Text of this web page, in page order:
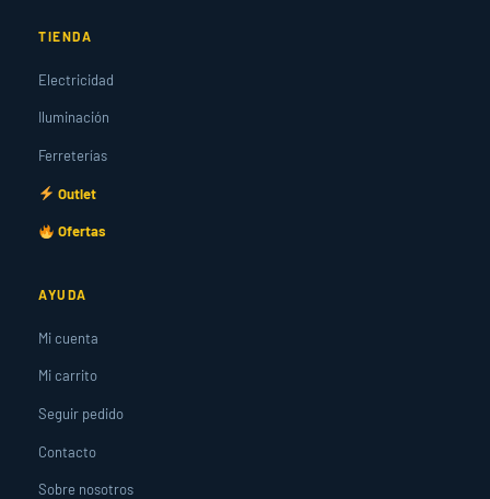
TIENDA
Electricidad
Iluminación
Ferreterías
Outlet
Ofertas
AYUDA
Mi cuenta
Mi carrito
Seguir pedido
Contacto
Sobre nosotros